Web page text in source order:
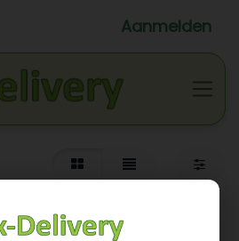
Aanmelden